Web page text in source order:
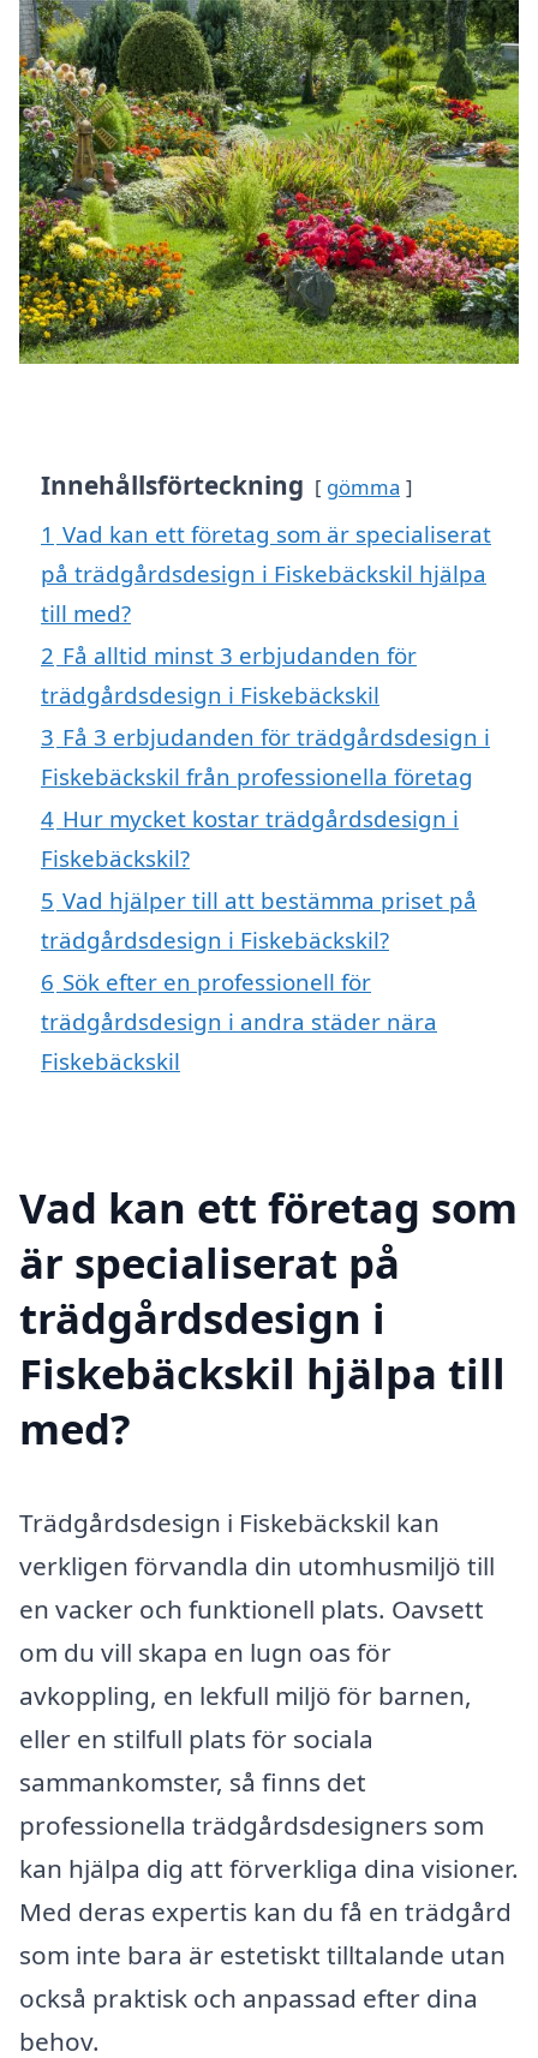
Innehållsförteckning gömma
1 Vad kan ett företag som är specialiserat
på trädgårdsdesign i Fiskebäckskil hjälpa
till med?
2 Få alltid minst 3 erbjudanden för
trädgårdsdesign i Fiskebäckskil
3 Få 3 erbjudanden för trädgårdsdesign i
Fiskebäckskil från professionella företag
4 Hur mycket kostar trädgårdsdesign i
Fiskebäckskil?
5 Vad hjälper till att bestämma priset på
trädgårdsdesign i Fiskebäckskil?
6 Sök efter en professionell för
trädgårdsdesign i andra städer nära
Fiskebäckskil
Vad kan ett företag som
är specialiserat på
trädgårdsdesign i
Fiskebäckskil hjälpa till
med?
Trädgårdsdesign i Fiskebäckskil kan
verkligen förvandla din utomhusmiljö till
en vacker och funktionell plats. Oavsett
om du vill skapa en lugn oas för
avkoppling, en lekfull miljö för barnen,
eller en stilfull plats för sociala
sammankomster, så finns det
professionella trädgårdsdesigners som
kan hjälpa dig att förverkliga dina visioner.
Med deras expertis kan du få en trädgård
som inte bara är estetiskt tilltalande utan
också praktisk och anpassad efter dina
behov.